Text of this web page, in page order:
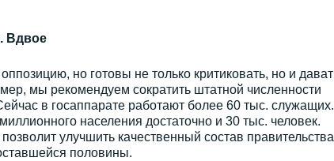
Вдвое
но готовы не только критиковать, но и
мы рекомендуем сократить штатной численности
в госаппарате работают более 60 тыс.
населения достаточно и 30 тыс. человек.
улучшить качественный состав
половины.